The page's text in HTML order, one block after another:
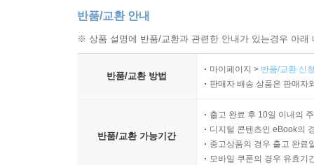
반품/교환 안내
※ 상품 설명에 반품/교환과 관련한 안내가 있는경우 아
반품/교환 방법
마이페이지 > 반품/교환 신
판매자 배송 상품은 판매자
반품/교환 가능기간
출고 완료 후 10일 이내의
디지털 콘텐츠인 eBook의
중고상품의 경우 출고 완료
모바일 쿠폰의 경우 유효기